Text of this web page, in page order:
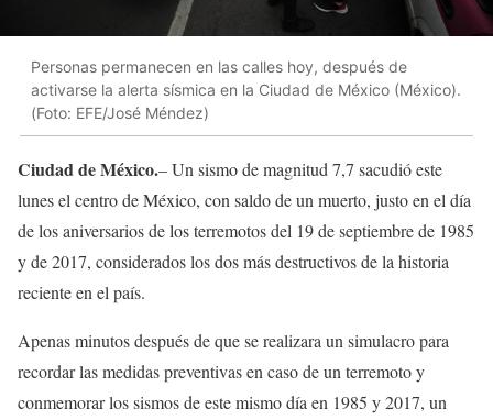
Personas permanecen en las calles hoy, después de
activarse la alerta sísmica en la Ciudad de México (México).
(Foto: EFE/José Méndez)
Ciudad de México.– Un sismo de magnitud 7,7 sacudió este
lunes el centro de México, con saldo de un muerto, justo en el día
de los aniversarios de los terremotos del 19 de septiembre de 1985
y de 2017, considerados los dos más destructivos de la historia
reciente en el país.
Apenas minutos después de que se realizara un simulacro para
recordar las medidas preventivas en caso de un terremoto y
conmemorar los sismos de este mismo día en 1985 y 2017, un